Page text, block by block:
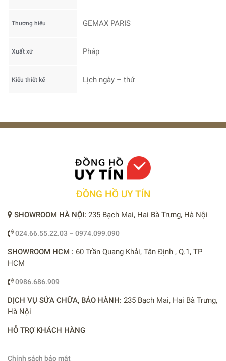
Thương hiệu GEMAX PARIS
Xuất xứ Pháp
Kiểu thiết kế Lịch ngày – thứ
ĐỒNG HỒ UY TÍN
SHOWROOM HÀ NỘI: 235 Bạch Mai, Hai Bà Trưng, Hà Nội
024.66.55.22.03 – 0974.099.090
SHOWROOM HCM : 60 Trần Quang Khải, Tân Định , Q.1, TP
HCM
0986.686.909
DỊCH VỤ SỬA CHỮA, BẢO HÀNH: 235 Bạch Mai, Hai Bà Trưng,
Hà Nội
HỖ TRỢ KHÁCH HÀNG
Chính sách bảo mật